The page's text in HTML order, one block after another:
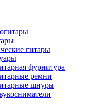
гитары
фурнитура
ремни
шнуры